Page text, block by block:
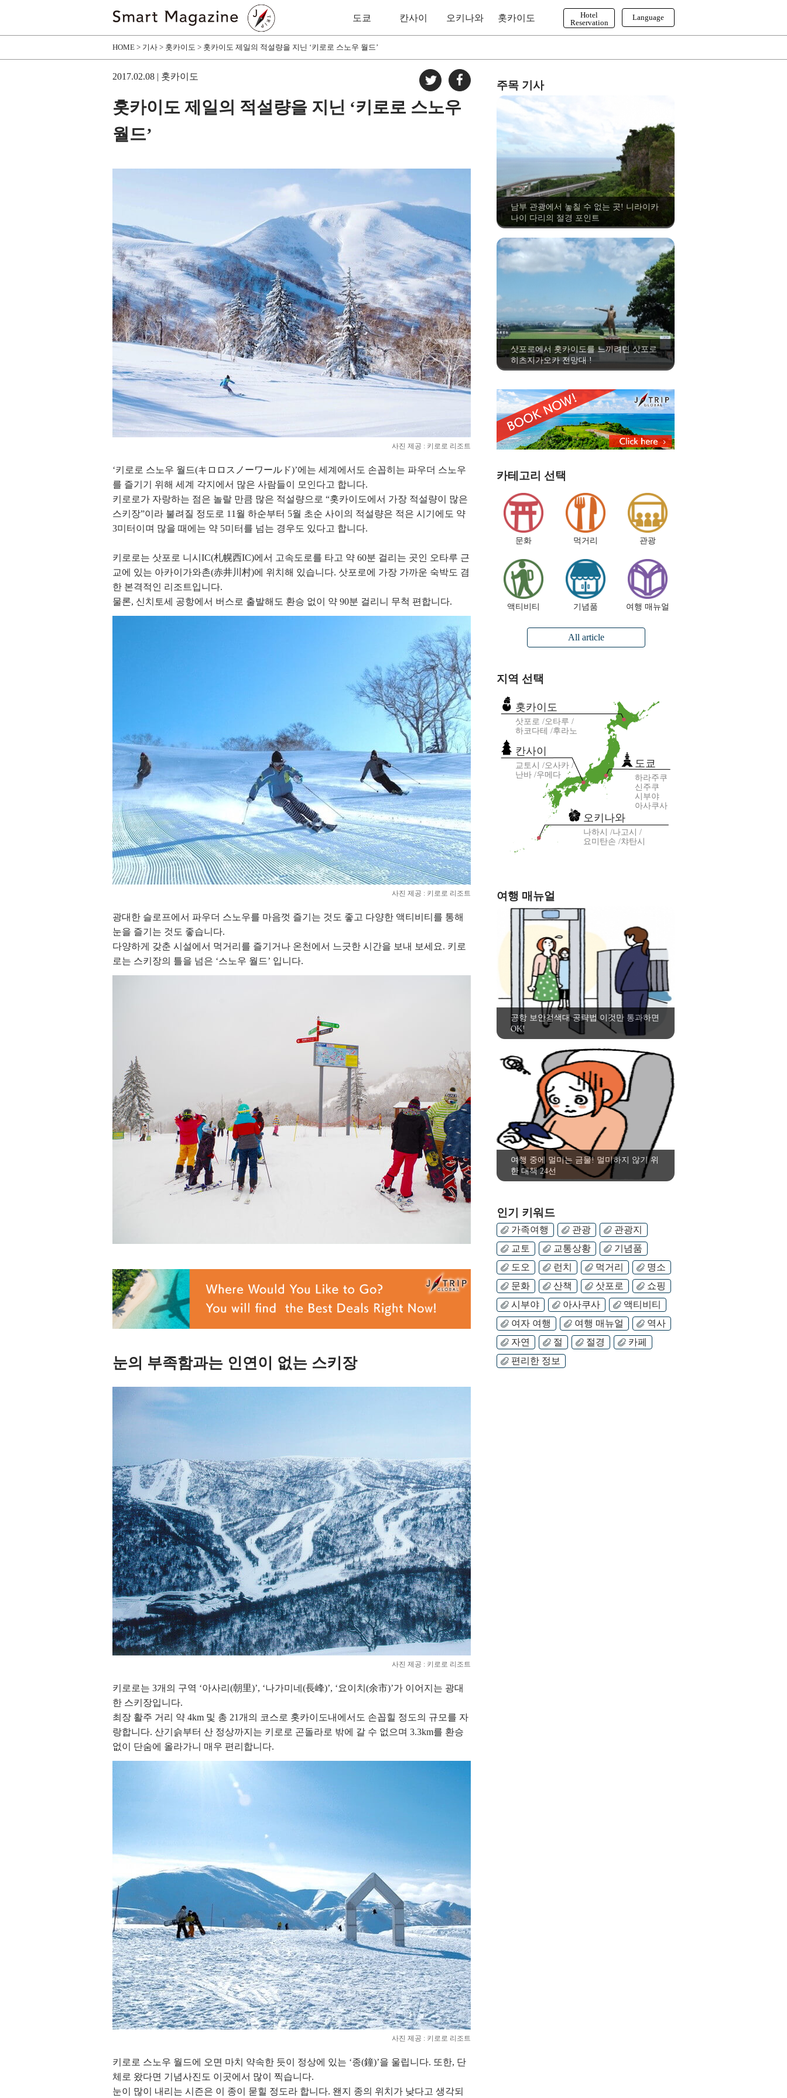
Language
English
Hotel
Reservation
도쿄 칸사이 오키나와 홋카이도
HOME 기사 홋카이도 홋카이도 제일의 적설량을 지닌 ‘키로로 스노우 월드’
2017.02.08 | 홋카이도
홋카이도 제일의 적설량을 지닌 ‘키로로 스노우
월드’
사진 제공 : 키로로 리조트
‘키로로 스노우 월드(キロロスノーワールド)’에는 세계에서도 손꼽히는 파우더 스노우
를 즐기기 위해 세계 각지에서 많은 사람들이 모인다고 합니다.
키로로가 자랑하는 점은 놀랄 만큼 많은 적설량으로 “홋카이도에서 가장 적설량이 많은
스키장”이라 불려질 정도로 11월 하순부터 5월 초순 사이의 적설량은 적은 시기에도 약
3미터이며 많을 때에는 약 5미터를 넘는 경우도 있다고 합니다.
키로로는 삿포로 니시IC(札幌西IC)에서 고속도로를 타고 약 60분 걸리는 곳인 오타루 근
교에 있는 아카이가와촌(赤井川村)에 위치해 있습니다. 삿포로에 가장 가까운 숙박도 겸
한 본격적인 리조트입니다.
물론, 신치토세 공항에서 버스로 출발해도 환승 없이 약 90분 걸리니 무척 편합니다.
사진 제공 : 키로로 리조트
광대한 슬로프에서 파우더 스노우를 마음껏 즐기는 것도 좋고 다양한 액티비티를 통해
눈을 즐기는 것도 좋습니다.
다양하게 갖춘 시설에서 먹거리를 즐기거나 온천에서 느긋한 시간을 보내 보세요. 키로
로는 스키장의 틀을 넘은 ‘스노우 월드’ 입니다.
눈의 부족함과는 인연이 없는 스키장
사진 제공 : 키로로 리조트
키로로는 3개의 구역 ‘아사리(朝里)’, ‘나가미네(長峰)’, ‘요이치(余市)’가 이어지는 광대
한 스키장입니다.
최장 활주 거리 약 4km 및 총 21개의 코스로 홋카이도내에서도 손꼽힐 정도의 규모를 자
랑합니다. 산기슭부터 산 정상까지는 키로로 곤돌라로 밖에 갈 수 없으며 3.3km를 환승
없이 단숨에 올라가니 매우 편리합니다.
사진 제공 : 키로로 리조트
키로로 스노우 월드에 오면 마치 약속한 듯이 정상에 있는 ‘종(鐘)’을 울립니다. 또한, 단
체로 왔다면 기념사진도 이곳에서 많이 찍습니다.
눈이 많이 내리는 시즌은 이 종이 묻힐 정도라 합니다. 왠지 종의 위치가 낮다고 생각되
주목 기사
남부 관광에서 놓칠 수 없는 곳! 니라이카
나이 다리의 절경 포인트
삿포로에서 홋카이도를 느끼려면 삿포로
히츠지가오카 전망대 !
카테고리 선택
문화 먹거리 관광
액티비티 기념품 여행 매뉴얼
All article
지역 선택
도쿄
하라주쿠
신주쿠
시부야
아사쿠사
칸사이
교토시
오사카
난바 우메다
오키나와
나하시
나고시
요미탄손 챠탄시
홋카이도
삿포로
오타루
하코다테
후라노
여행 매뉴얼
공항 보안검색대 공략법 이것만 통과하면
OK!
여행 중에 멀미는 금물! 멀미하지 않기 위
한 대책 24선
인기 키워드
가족여행 관광
관광지
교토
교통상황
기념품
도오
런치 먹거리
명소
문화
산책 삿포로
쇼핑
시부야
아사쿠사
액티비티
여자 여행
여행 매뉴얼
역사
자연
절 절경
카페
편리한 정보